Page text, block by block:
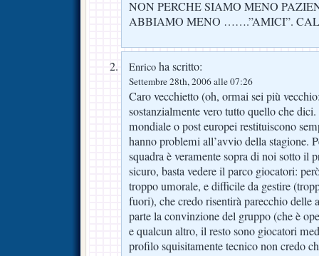
NON PERCHE SIAMO MENO
ABBIAMO MENO …….”AMICI”.
Enrico ha scritto:
Settembre 28th, 2006 alle 07:26
Caro vecchietto (oh, ormai sei più
sostanzialmente vero tutto quello che
mondiale o post europei restituiscono
hanno problemi all’avvio della stagione.
squadra è veramente sopra di noi sotto il
sicuro, basta vedere il parco giocatori:
troppo umorale, e difficile da gestire
fuori), che credo risentirà parecchio delle
parte la convinzione del gruppo (che è
e qualcun altro, il resto sono giocatori
profilo squisitamente tecnico non credo